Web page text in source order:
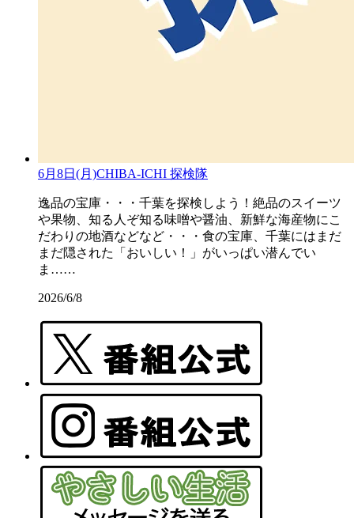
6月8日(月)CHIBA-ICHI 探検隊
逸品の宝庫・・・千葉を探検しよう！絶品のスイーツ
や果物、知る人ぞ知る味噌や醤油、新鮮な海産物にこ
だわりの地酒などなど・・・食の宝庫、千葉にはまだ
まだ隠された「おいしい！」がいっぱい潜んでい
ま……
2026/6/8